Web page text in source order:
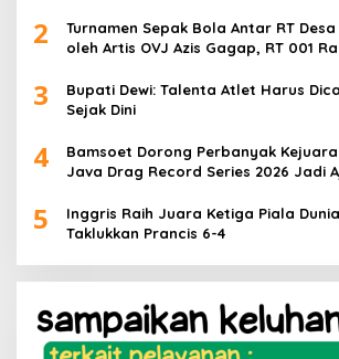
2
Turnamen Sepak Bola Antar RT
oleh Artis OVJ Azis Gagap, RT 001
3
Bupati Dewi: Talenta Atlet Harus
Sejak Dini
4
Bamsoet Dorong Perbanyak
Java Drag Record Series 2026 Jadi
5
Inggris Raih Juara Ketiga Piala
Taklukkan Prancis 6-4